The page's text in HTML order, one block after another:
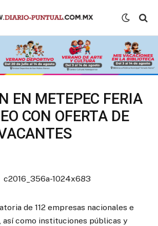
EN METEPEC FERIA
CON OFERTA DE
de 112 empresas nacionales e
así como instituciones públicas y